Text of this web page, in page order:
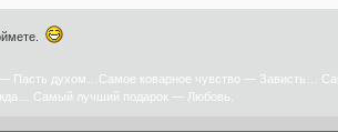
духом…Самое коварное чувство — Зависть…
Самый лучший подарок — Любовь.